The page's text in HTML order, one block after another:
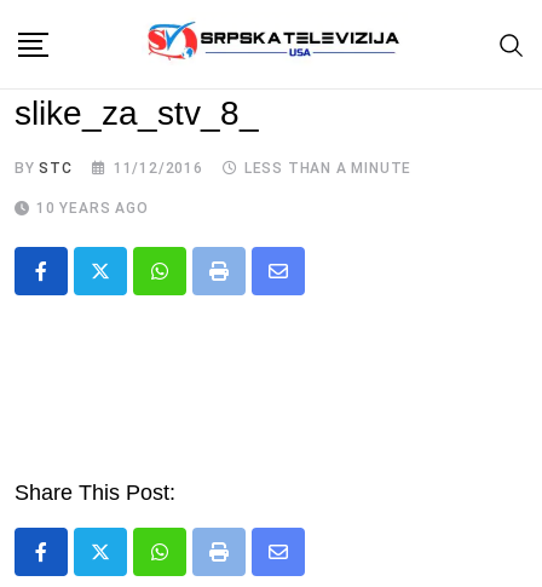
content
slike_za_stv_8_
BYSTC 11/12/2016 LESS THAN A MINUTE
10 YEARS AGO
Whatsapp
Print
Share
Share This Post:
Whatsapp
Print
Share